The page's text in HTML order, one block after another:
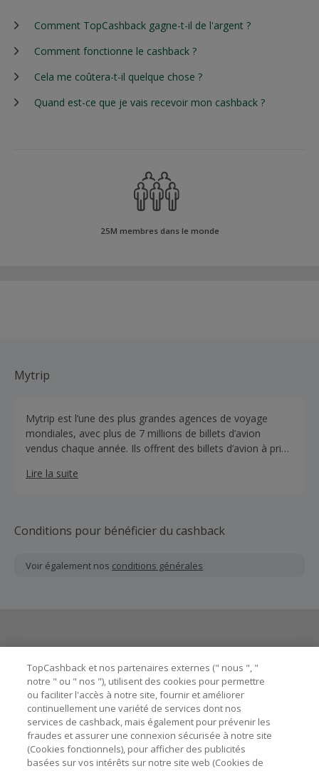
Comment TopCashback gagne-t-il de l'argent ?
Comment fonctionne le cashback ?
Cela me coûtera-t-il quelque chose ?
Quand est-ce que je vais recevoir mon cashback ?
25M membres dans le monde
Mytrip
Mytrip est l’une des plus grandes agences de voyage
mondiales, avec plus de 7 millions de billets d’avion
vendus chaque année. Ils offrent des billets d’avion à prix
et couvrent 99% de toutes les combinaisons de routes. Ils
options de paiement courantes.
Lire la suite
Conditions pour bénéficier du cashback
Voir également nos conditions générales
Astuces pour économiser
A propos de
TopCashback et nos partenaires externes (" nous ", "
notre " ou " nos "), utilisent des cookies pour permettre
ou faciliter l'accès à notre site, fournir et améliorer
continuellement une variété de services dont nos
services de cashback, mais également pour prévenir les
fraudes et assurer une connexion sécurisée à notre site
(Cookies fonctionnels), pour afficher des publicités
basées sur vos intérêts sur notre site web (Cookies de